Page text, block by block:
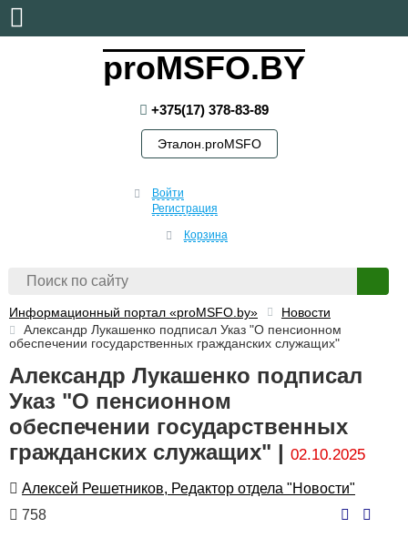
proMSFO.BY
+375(17) 378-83-89
Эталон.proMSFO
Войти
Регистрация
Корзина
Информационный портал «proMSFO.by»
Новости
Александр Лукашенко подписал Указ "О пенсионном
обеспечении государственных гражданских служащих"
Александр Лукашенко подписал
Указ "О пенсионном
обеспечении государственных
гражданских служащих" | 02.10.2025
Автор
Алексей Решетников, Редактор отдела "Новости"
Количество
758